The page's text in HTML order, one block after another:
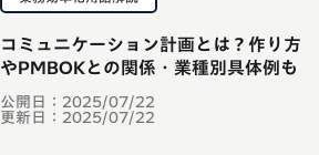
公開日： 2025/07/22
更新日： 2025/07/22
コミュニケーション計画とは？作り方
やPMBOKとの関係・業種別具体例も